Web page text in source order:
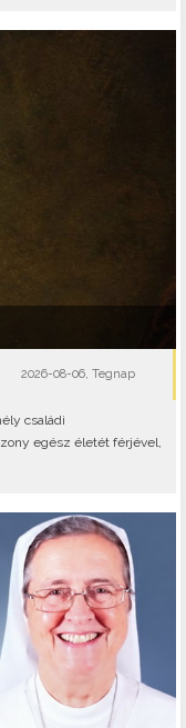
2026-08-06, Tegnap
családi
egész életét férjével,